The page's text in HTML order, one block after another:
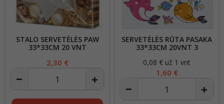
STALO SERVETĖLĖS PAW
33*33CM 20 VNT
Kaina
2,30 €
SERVETĖLĖS RŪTA PASAKA
33*33CM 20VNT 3
Kaina
0,08 € už 1 vnt
1,60 €